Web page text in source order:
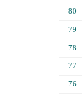
80
79
78
77
76